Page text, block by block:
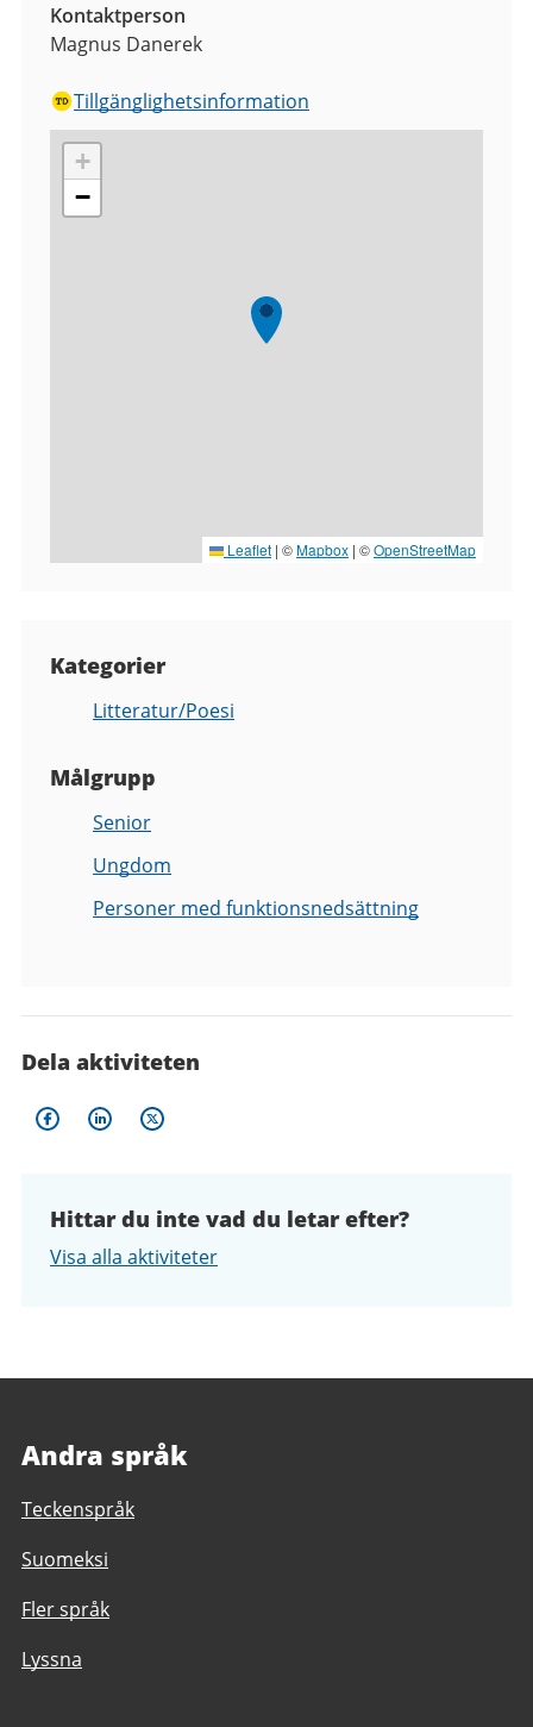
Kontaktperson
Magnus Danerek
Tillgänglighetsinformation
+
−
Leaflet | ©Mapbox | ©OpenStreetMap
Kategorier
Litteratur/Poesi
Målgrupp
Senior
Ungdom
Personer med funktionsnedsättning
Dela aktiviteten
Hittar du inte vad du letar efter?
Visa alla aktiviteter
Andra språk
Teckenspråk
Suomeksi
Fler språk
Lyssna